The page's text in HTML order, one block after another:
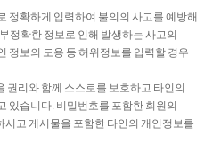
정확하게 입력하여 불의의 사고를 예방해
정확한 정보로 인해 발생하는 사고의
정보의 도용 등 허위정보를 입력할 경우
리와 함께 스스로를 보호하고 타인의
있습니다. 비밀번호를 포함한 회원의
고 게시물을 포함한 타인의 개인정보를